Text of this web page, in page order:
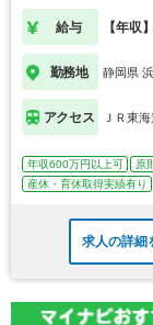
給与 【年収
勤務地 静岡県
アクセス ＪＲ東
年収600万円以上可 原
産休・育休取得実績有り
求人の詳細